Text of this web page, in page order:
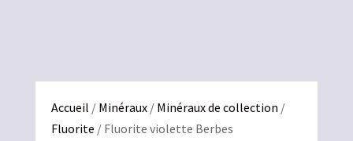
Accueil / Minéraux/ Minéraux de collection /
Fluorite / Fluorite violette Berbes